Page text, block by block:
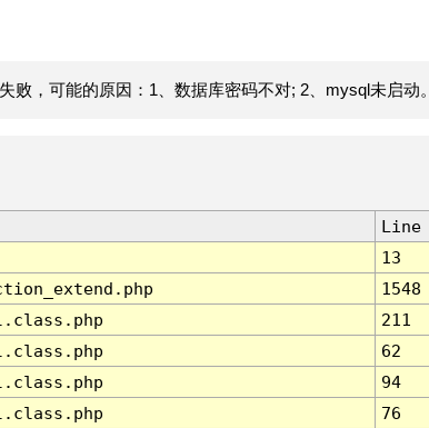
败，可能的原因：1、数据库密码不对; 2、mysql未启动。
Line
13
1548
211
62
94
76